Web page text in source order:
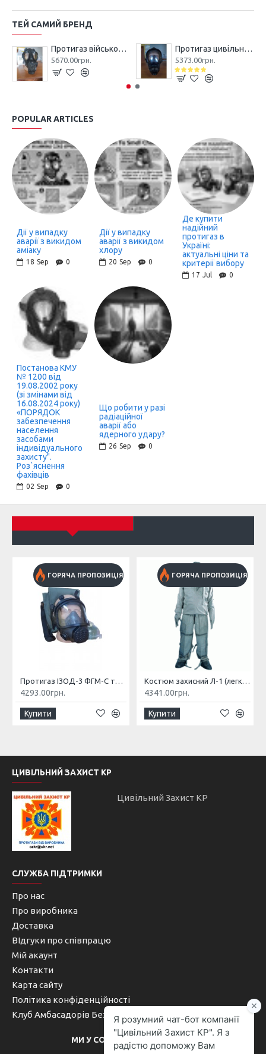
ТЕЙ САМИЙ БРЕНД
Протигаз військово-цивільний M2F TRAYAL CBRN
5670.00грн.
Протигаз цивільний B2G TRAYAL CBRN
5373.00грн.
POPULAR ARTICLES
Дії у випадку
аварії з викидом
аміаку
18 Sep 0
Дії у випадку
аварії з викидом
хлору
20 Sep 0
Де купити
надійний
протигаз в
Україні:
актуальні ціни та
критерії вибору
17 Jul 0
Постанова КМУ
№ 1200 від
19.08.2002 року
(зі змінами від
16.08.2024 року)
«ПОРЯДОК
забезпечення
населення
засобами
індивідуального
захисту".
Роз`яснення
фахівців
02 Sep 0
Що робити у разі
радіаційної
аварії або
ядерного удару?
26 Sep 0
ГОРЯЧА ПРОПОЗИЦІЯ
Протигаз ІЗОД-3 ФГМ-С типу ГП-9
4293.00грн.
Купити
ГОРЯЧА ПРОПОЗИЦІЯ
Костюм захисний Л-1 (легкий)
4341.00грн.
Купити
ЦИВІЛЬНИЙ ЗАХИСТ КР
Цивільний Захист КР
СЛУЖБА ПІДТРИМКИ
Про нас
Про виробника
Доставка
ВІдгуки про співпрацю
Мій акаунт
Контакти
Карта сайту
Політика конфіденційності
Клуб Амбасадорів Безпеки
МИ У СОЦІАЛЬНИХ МЕРЕЖАХ